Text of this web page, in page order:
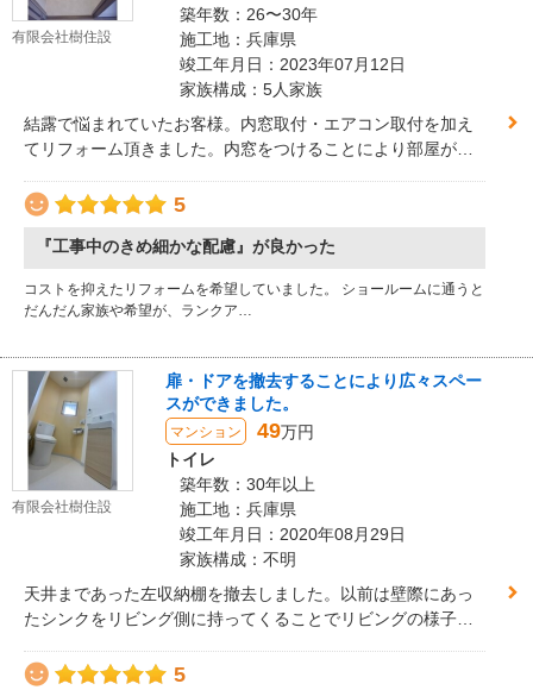
有限会社樹住設
築年数：26〜30年
施工地：兵庫県
竣工年月日：2023年07月12日
家族構成：5人家族
結露で悩まれていたお客様。内窓取付・エアコン取付を加え
てリフォーム頂きました。内窓をつけることにより部屋が温
早く起きても部屋が温かいままになります。今年の冬は去年
5
『工事中のきめ細かな配慮』が良かった
コストを抑えたリフォームを希望していました。 ショールームに通うと
だんだん家族や希望が、ランクア…
有限会社樹住設
扉・ドアを撤去することにより広々スペー
スができました。
マンション 49万円
トイレ
築年数：30年以上
施工地：兵庫県
竣工年月日：2020年08月29日
家族構成：不明
天井まであった左収納棚を撤去しました。以前は壁際にあっ
たシンクをリビング側に持ってくることでリビングの様子を
5